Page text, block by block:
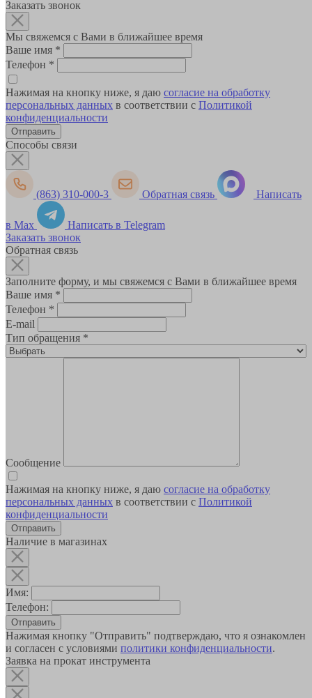
Заказать звонок
Мы свяжемся с Вами в ближайшее время
Ваше имя *
Телефон *
Нажимая на кнопку ниже, я даю согласие на обработку
персональных данных в соответствии с Политикой
конфиденциальности
Способы связи
(863) 310-000-3 Обратная связь Написать
в Max
Написать в Telegram
Заказать звонок
Обратная связь
Заполните форму, и мы свяжемся с Вами в ближайшее время
Ваше имя *
Телефон *
E-mail
Тип обращения *
Сообщение
Нажимая на кнопку ниже, я даю согласие на обработку
персональных данных в соответствии с Политикой
конфиденциальности
Наличие в магазинах
Имя:
Телефон:
Отправить
Нажимая кнопку "Отправить" подтверждаю, что я ознакомлен
и согласен с условиями политики конфиденциальности.
Заявка на прокат инструмента